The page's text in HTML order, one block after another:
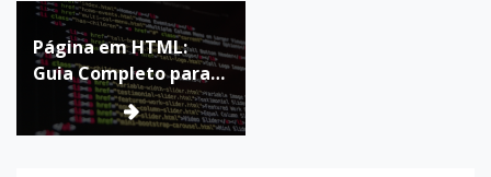
Navegação
de
Post
Página em HTML:
Guia Completo para
Iniciantes